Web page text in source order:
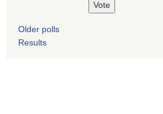
Older polls
Results